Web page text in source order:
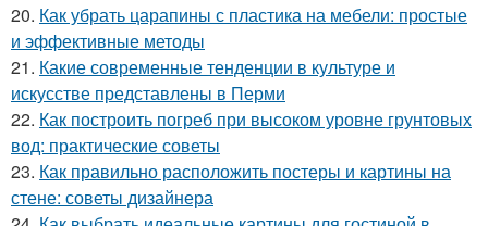
20. Как убрать царапины с пластика на мебели: простые
и эффективные методы
21. Какие современные тенденции в культуре и
искусстве представлены в Перми
22. Как построить погреб при высоком уровне грунтовых
вод: практические советы
23. Как правильно расположить постеры и картины на
стене: советы дизайнера